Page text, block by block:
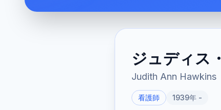
ジュディス
Judith Ann Hawkins
看護師 1939年 -